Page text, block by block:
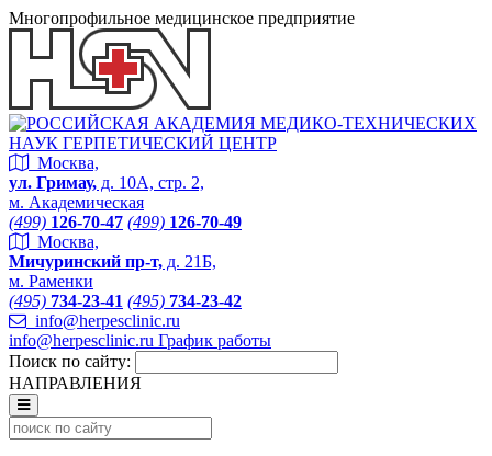
Многопрофильное медицинское предприятие
Москва,
ул. Гримау, д. 10А, стр. 2,
м. Академическая
(499) 126-70-47 (499) 126-70-49
Москва,
Мичуринский пр-т, д. 21Б,
м. Раменки
(495) 734-23-41 (495) 734-23-42
info@herpesclinic.ru
info@herpesclinic.ru График работы
Поиск по сайту:
НАПРАВЛЕНИЯ